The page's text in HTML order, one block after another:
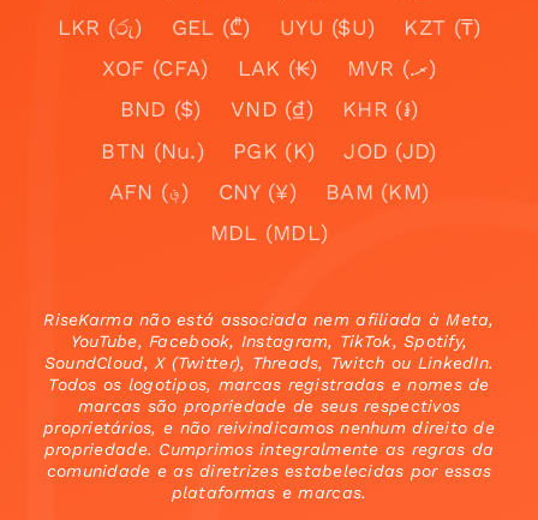
LKR (රු)
GEL (₾) UYU ($U)
KZT (₸)
XOF (CFA)
LAK (₭)
MVR (.ރ)
BND ($)
VND (₫)
KHR (៛)
BTN (Nu.)
PGK (K)
JOD (JD)
AFN (؋)
CNY (¥)
BAM (KM)
MDL (MDL)
RiseKarma não está associada nem afiliada à Meta,
YouTube, Facebook, Instagram, TikTok, Spotify,
SoundCloud, X (Twitter), Threads, Twitch ou LinkedIn.
Todos os logotipos, marcas registradas e nomes de
marcas são propriedade de seus respectivos
proprietários, e não reivindicamos nenhum direito de
propriedade. Cumprimos integralmente as regras da
comunidade e as diretrizes estabelecidas por essas
plataformas e marcas.